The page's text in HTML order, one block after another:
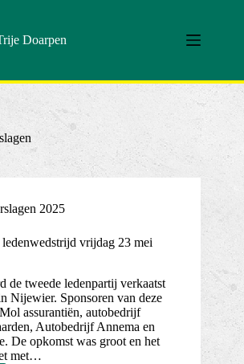
Doarpen
2025
vrijdag 23 mei
de tweede ledenpartij verkaatst
Nijewier. Sponsoren van deze
assurantiën, autobedrijf
Autobedrijf Annema en
De opkomst was groot en het
met…